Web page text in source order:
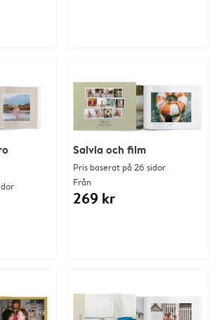
Salvia och film
Pris baserat på 26 sidor
Från
269 kr